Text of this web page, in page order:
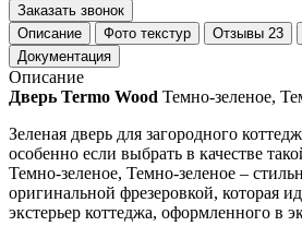
Заказать звонок
Описание
Фото текстур Отзывы 23
Документация
Описание
Дверь Termo Wood Темно-зеленое,
Зеленая дверь для загородного
особенно если выбрать в качестве
Темно-зеленое, Темно-зеленое –
оригинальной фрезеровкой, которая
экстерьер коттеджа, оформленного в